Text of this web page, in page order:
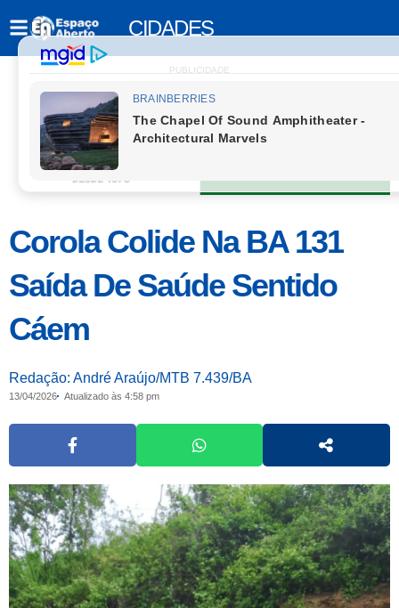
CIDADES
PUBLICIDADE
Corola Colide Na BA 131
Saída De Saúde Sentido
Cáem
Redação: André Araújo/MTB 7.439/BA
13/04/2026 Atualizado às 4:58 pm